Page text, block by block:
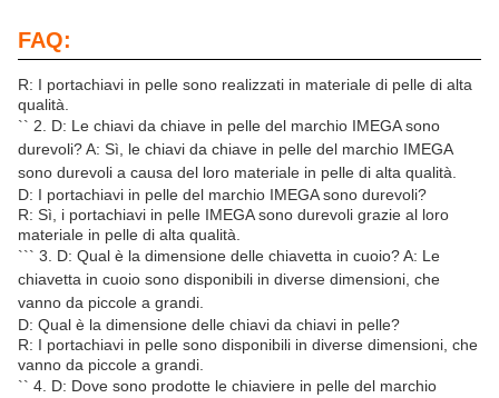
FAQ:
R: I portachiavi in pelle sono realizzati in materiale di pelle di alta
qualità.
`` 2. D: Le chiavi da chiave in pelle del marchio IMEGA sono
durevoli? A: Sì, le chiavi da chiave in pelle del marchio IMEGA
sono durevoli a causa del loro materiale in pelle di alta qualità.
D: I portachiavi in pelle del marchio IMEGA sono durevoli?
R: Sì, i portachiavi in pelle IMEGA sono durevoli grazie al loro
materiale in pelle di alta qualità.
``` 3. D: Qual è la dimensione delle chiavetta in cuoio? A: Le
chiavetta in cuoio sono disponibili in diverse dimensioni, che
vanno da piccole a grandi.
D: Qual è la dimensione delle chiavi da chiavi in pelle?
R: I portachiavi in pelle sono disponibili in diverse dimensioni, che
vanno da piccole a grandi.
`` 4. D: Dove sono prodotte le chiaviere in pelle del marchio